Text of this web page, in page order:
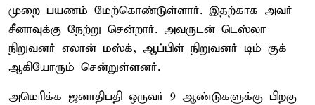
முறை பயணம் மேற்கொண்டுள்ளார். இதற்காக அவர்
சீனாவுக்கு நேற்று சென்றார். அவருடன் டெஸ்லா
நிறுவனர் எலான் மஸ்க், ஆப்பிள் நிறுவனர் டிம் குக்
ஆகியோரும் சென்றுள்ளனர்.
அமெரிக்க ஜனாதிபதி ஒருவர் 9 ஆண்டுகளுக்கு பிறகு